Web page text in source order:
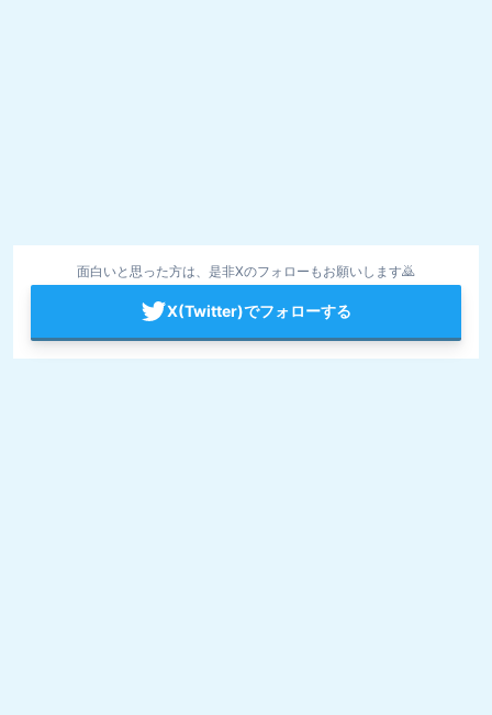
面白いと思った方は、是非Xのフォローもお願いします🙇
X(Twitter)でフォローする